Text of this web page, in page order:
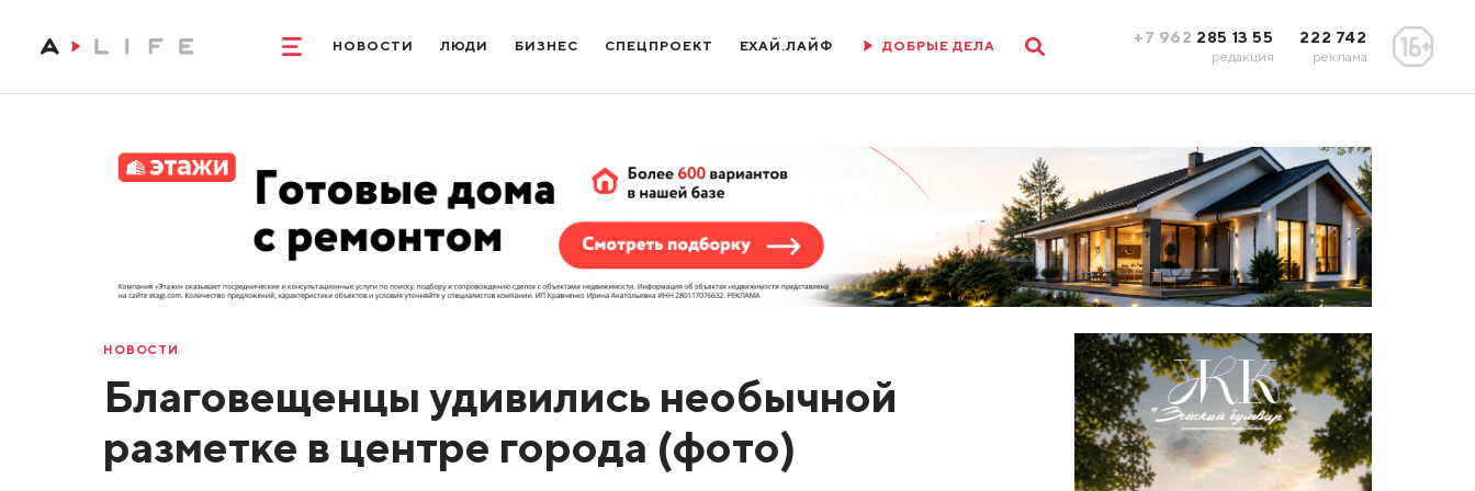
НОВОСТИ ЛЮДИ БИЗНЕС СПЕЦПРОЕКТ ЕХАЙ.ЛАЙФ ДОБРЫЕ ДЕЛА +7 962 285 13 55
редакция
222 742
реклама
НОВОСТИ
Благовещенцы удивились необычной
разметке в центре города (фото)